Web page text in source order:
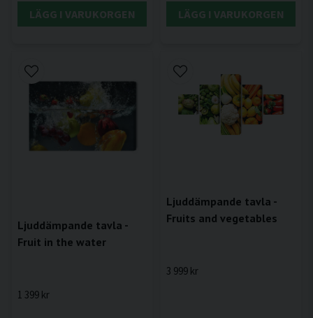
LÄGG I VARUKORGEN LÄGG I VARUKORGEN
Ljuddämpande tavla -
Fruit in the water
1 399 kr
Ljuddämpande tavla -
Fruits and vegetables
3 999 kr